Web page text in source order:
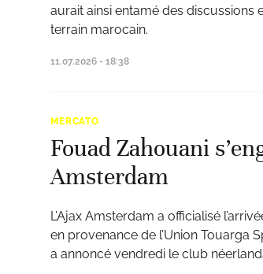
aurait ainsi entamé des discussions
terrain marocain.
11.07.2026 - 18:38
MERCATO
Fouad Zahouani
Amsterdam
L’Ajax Amsterdam a officialisé
en provenance de l’Union Touarga
a annoncé vendredi le club